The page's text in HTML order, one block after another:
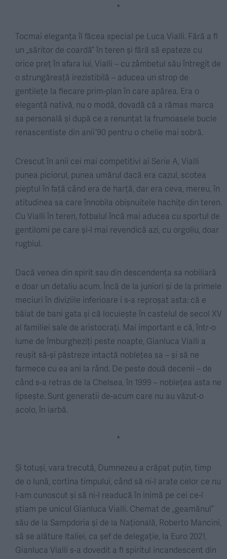
*
Tocmai eleganța îl făcea special pe Luca Vialli. Fără a fi
un „săritor de coardă” în teren și fără să epateze cu
orice preț în afara lui, Vialli – cu zâmbetul său întregit de
o strungăreață irezistibilă – aducea un strop de
gentilețe la fiecare prim-plan în care apărea. Era o
eleganță nativă, nu o modă, dovadă că a rămas marca
sa personală și după ce a renunțat la frumoasele bucle
renascentiste din anii ’90 pentru o chelie mai sobră.
Crescut în anii cei mai competitivi ai Serie A, Vialli
punea piciorul, punea umărul dacă era cazul, scotea
pieptul în față când era de harță, dar era ceva, mereu, în
atitudinea sa care înnobila obișnuitele hachițe din teren.
Cu Vialli în teren, fotbalul încă mai aducea cu sportul de
gentilomi pe care și-l mai revendică azi, cu orgoliu, doar
rugbiul.
Dacă venea din spirit sau din descendența sa nobiliară
e doar un detaliu acum. Încă de la juniori și de la primele
meciuri în diviziile inferioare i s-a reproșat asta: că e
băiat de bani gata și că locuiește în castelul de secol XV
al familiei sale de aristocrați. Mai important e că, într-o
lume de îmburgheziți peste noapte, Gianluca Vialli a
reușit să-și păstreze intactă noblețea sa – și să ne
farmece cu ea ani la rând. De peste două decenii – de
când s-a retras de la Chelsea, în 1999 – noblețea asta ne
lipsește. Sunt generații de-acum care nu au văzut-o
acolo, în iarbă.
*
Și totuși, vara trecută, Dumnezeu a crăpat puțin, timp
de o lună, cortina timpului, când să ni-l arate celor ce nu
l-am cunoscut și să ni-l readucă în inimă pe cei ce-l
știam pe unicul Gianluca Vialli. Chemat de „geamănul”
său de la Sampdoria și de la Națională, Roberto Mancini,
să se alăture Italiei, ca șef de delegație, la Euro 2021,
Gianluca Vialli s-a dovedit a fi spiritul incandescent din